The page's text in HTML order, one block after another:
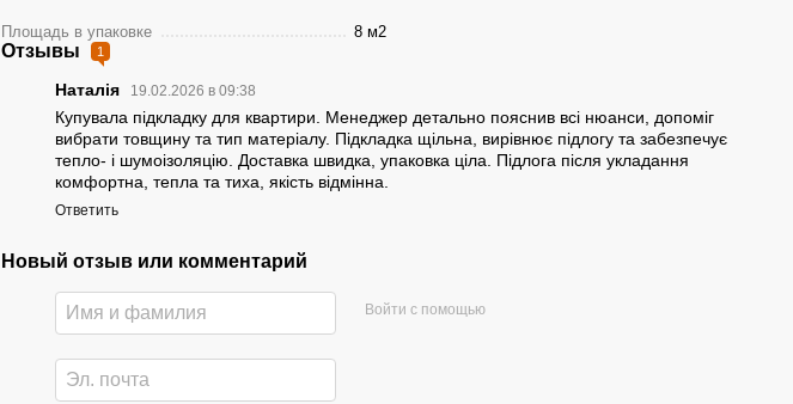
Площадь в упаковке 8 м2
Отзывы 1
Наталія 19.02.2026 в 09:38
Купувала підкладку для квартири. Менеджер детально пояснив всі нюанси, допоміг
вибрати товщину та тип матеріалу. Підкладка щільна, вирівнює підлогу та забезпечує
тепло- і шумоізоляцію. Доставка швидка, упаковка ціла. Підлога після укладання
комфортна, тепла та тиха, якість відмінна.
Ответить
Новый отзыв или комментарий
Войти с помощью